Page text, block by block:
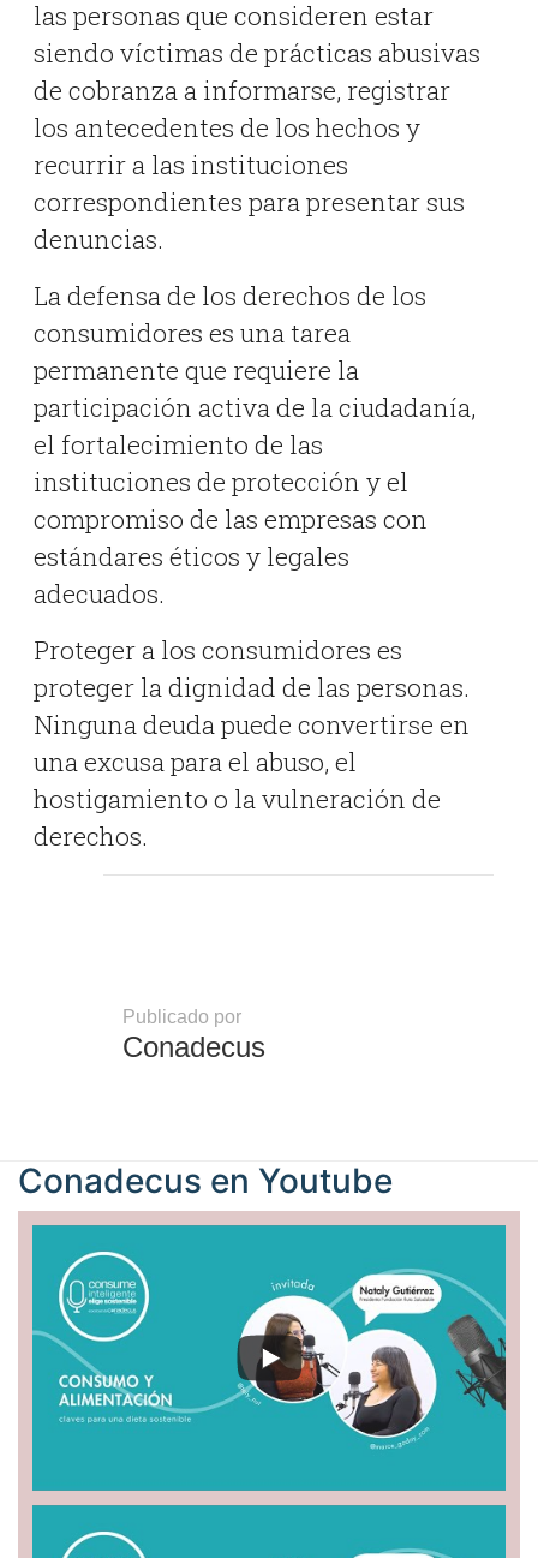
las personas que consideren estar
siendo víctimas de prácticas abusivas
de cobranza a informarse, registrar
los antecedentes de los hechos y
recurrir a las instituciones
correspondientes para presentar sus
denuncias.
La defensa de los derechos de los
consumidores es una tarea
permanente que requiere la
participación activa de la ciudadanía,
el fortalecimiento de las
instituciones de protección y el
compromiso de las empresas con
estándares éticos y legales
adecuados.
Proteger a los consumidores es
proteger la dignidad de las personas.
Ninguna deuda puede convertirse en
una excusa para el abuso, el
hostigamiento o la vulneración de
derechos.
Publicado por
Conadecus
Conadecus en Youtube